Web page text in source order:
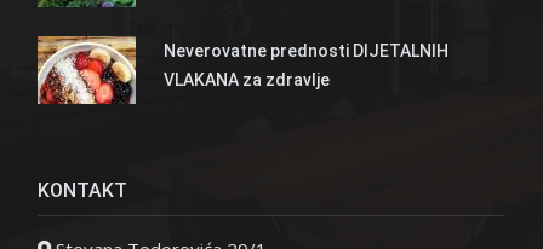
Neverovatne prednosti DIJETALNIH
VLAKANA za zdravlje
KONTAKT